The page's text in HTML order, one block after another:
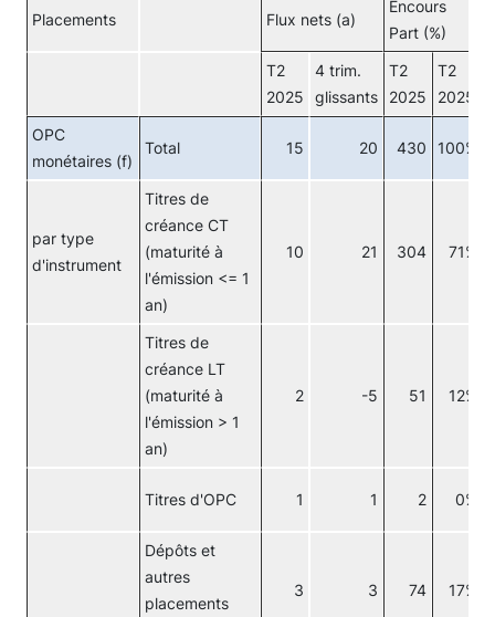
Placements Flux nets (a)
Encours
Part (%)
T2
2025
4 trim.
glissants
T2
2025
T2
2025
OPC
monétaires (f)
Total 15 20 430 100%
par type
d'instrument
Titres de
créance CT
(maturité à
l'émission <= 1
an)
10 21 304 71%
Titres de
créance LT
(maturité à
l'émission > 1
an)
2 -5 51 12%
Titres d'OPC 1 1 2 0%
Dépôts et
autres
placements
3 3 74 17%